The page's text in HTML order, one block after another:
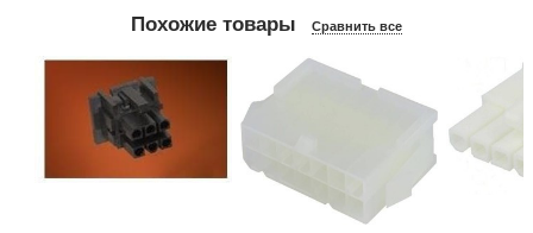
Похожие товары Сравнить все